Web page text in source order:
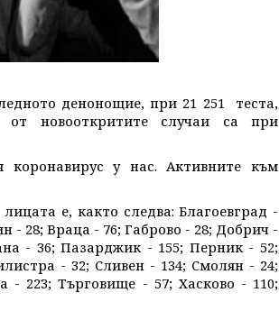
денонощие, при 21 251 теста,
от новооткритите случаи са при
у нас. Активните към
е, както следва: Благоевград -
- 28; Враца - 76; Габрово - 28; Добрич -
- 36; Пазарджик - 155; Перник - 52;
- 32; Сливен - 134; Смолян - 24;
- 223; Търговище - 57; Хасково - 110;